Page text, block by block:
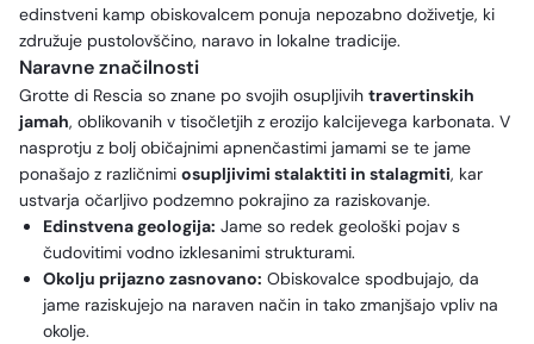
edinstveni kamp obiskovalcem ponuja nepozabno doživetje, ki
združuje pustolovščino, naravo in lokalne tradicije.
Naravne značilnosti
Grotte di Rescia so znane po svojih osupljivih travertinskih
jamah, oblikovanih v tisočletjih z erozijo kalcijevega karbonata. V
nasprotju z bolj običajnimi apnenčastimi jamami se te jame
ponašajo z različnimi osupljivimi stalaktiti in stalagmiti, kar
ustvarja očarljivo podzemno pokrajino za raziskovanje.
Edinstvena geologija: Jame so redek geološki pojav s
čudovitimi vodno izklesanimi strukturami.
Okolju prijazno zasnovano: Obiskovalce spodbujajo, da
jame raziskujejo na naraven način in tako zmanjšajo vpliv na
okolje.